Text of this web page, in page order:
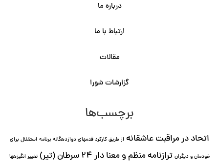
درباره ما
ارتباط با ما
مقالات
گزارشات شورا
برچسب‌ها
اتحاد در مراقبت عاشقانه از طریق کارکرد قدمهای دوازده⁯گانه برنامه استقلال برای
خودمان و دیگران ترازنامه منظم و معنا دار ٢۴ سرطان (تیر)
تغییر انگیزه⁯ها